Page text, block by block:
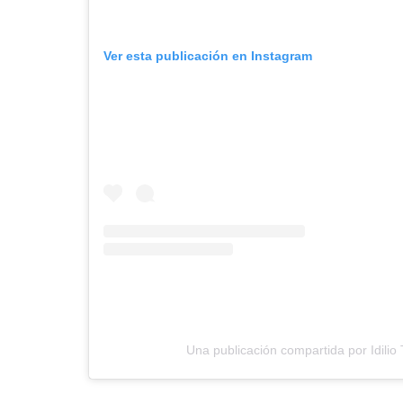
Ver esta publicación en Instagram
Una publicación compartida por Idilio